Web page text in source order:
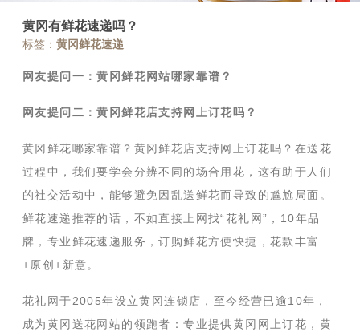
黄冈有鲜花速递吗？
标签： 黄冈鲜花速递
网友提问一：黄冈鲜花网站哪家靠谱？
网友提问二：黄冈鲜花店支持网上订花吗？
黄冈鲜花哪家靠谱？黄冈鲜花店支持网上订花吗？在送花
过程中，我们要学会分辨不同的场合用花，这有助于人们
的社交活动中，能够避免因乱送鲜花而导致的尴尬局面。
鲜花速递推荐的话，不如直接上网找“花礼网”，10年品
牌，专业鲜花速递服务，订购鲜花方便快捷，花款丰富
+原创+新意。
花礼网于2005年设立黄冈连锁店，至今经营已逾10年，
成为黄冈送花网站的领跑者：专业提供黄冈网上订花，黄